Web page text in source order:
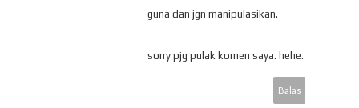
guna dan jgn manipulasikan.
sorry pjg pulak komen saya. hehe.
Balas